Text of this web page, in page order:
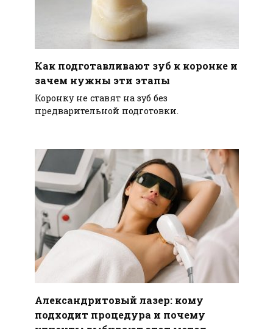
Как подготавливают зуб к коронке и
зачем нужны эти этапы
Коронку не ставят на зуб без
предварительной подготовки.
Александритовый лазер: кому
подходит процедура и почему